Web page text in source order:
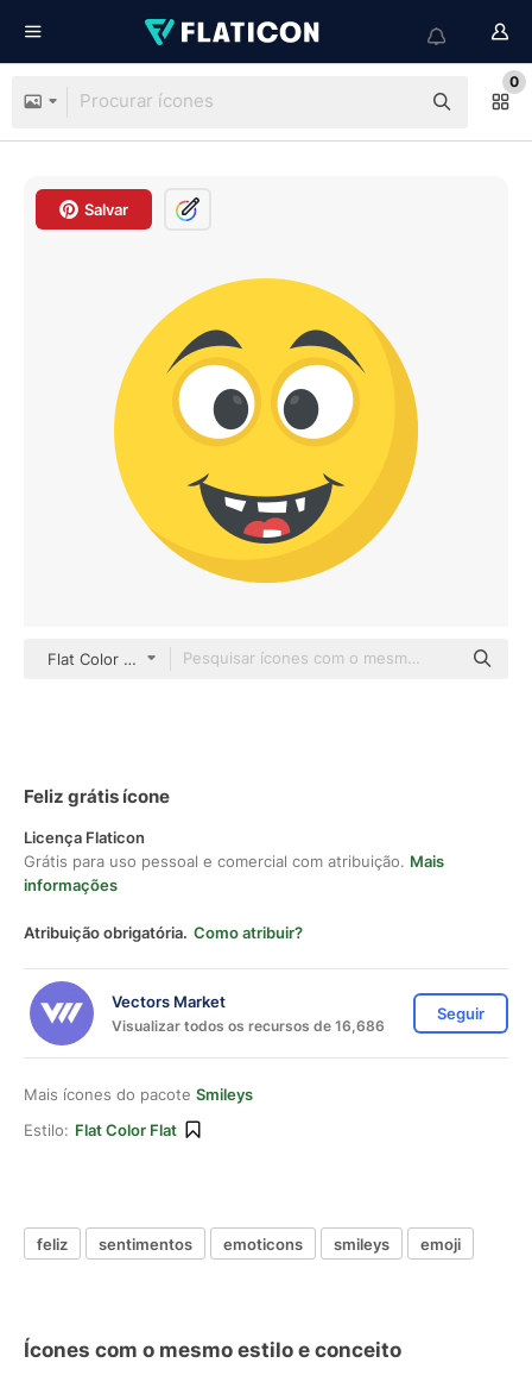
0
Salvar
Flat Color Flat
Feliz grátis ícone
Licença Flaticon
Grátis para uso pessoal e comercial com atribuição. Mais
informações
Atribuição obrigatória. Como atribuir?
Vectors Market
Visualizar todos os recursos de 16,686
Seguir
Mais ícones do pacote Smileys
Estilo: Flat Color Flat
feliz sentimentos emoticons smileys emoji
Ícones com o mesmo estilo e conceito